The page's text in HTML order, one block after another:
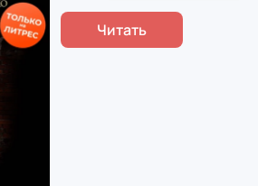
Читать